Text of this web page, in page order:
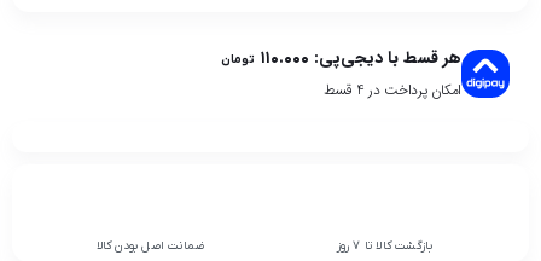
هر قسط با دیجی‌پی: ۱۱۰.۰۰۰ تومان
امکان پرداخت در 4 قسط
بازگشت کالا تا 7 روز ضمانت اصل بودن کالا